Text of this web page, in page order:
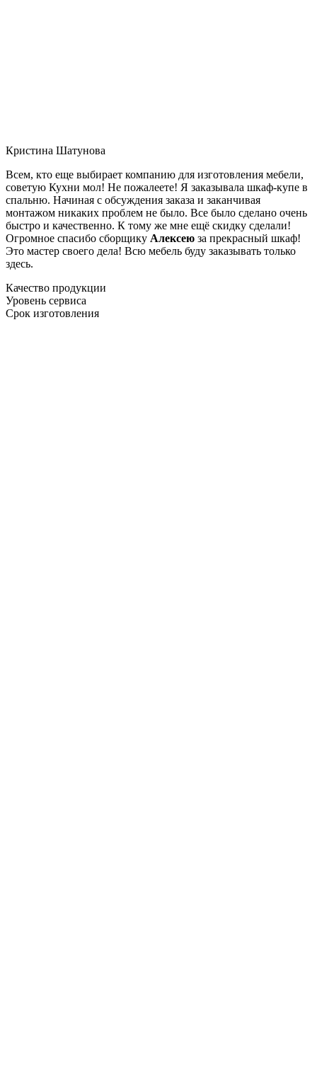
Кристина Шатунова
Всем, кто еще выбирает компанию для изготовления мебели,
советую Кухни мол! Не пожалеете! Я заказывала шкаф-купе в
спальню. Начиная с обсуждения заказа и заканчивая
монтажом никаких проблем не было. Все было сделано очень
быстро и качественно. К тому же мне ещё скидку сделали!
Огромное спасибо сборщику Алексею за прекрасный шкаф!
Это мастер своего дела! Всю мебель буду заказывать только
здесь.
Качество продукции
Уровень сервиса
Срок изготовления